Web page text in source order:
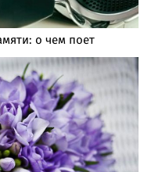
о чем поет